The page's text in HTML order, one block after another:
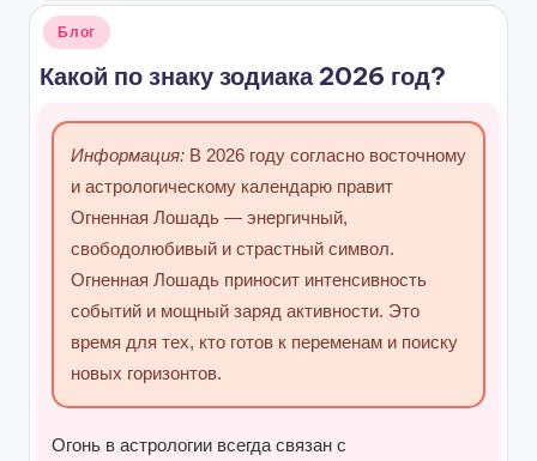
Опубликовано
Блог
Какой по знаку зодиака 2026 год?
Информация: В 2026 году согласно восточному
и астрологическому календарю правит
Огненная Лошадь — энергичный,
свободолюбивый и страстный символ.
Огненная Лошадь приносит интенсивность
событий и мощный заряд активности. Это
время для тех, кто готов к переменам и поиску
новых горизонтов.
Огонь в астрологии всегда связан с